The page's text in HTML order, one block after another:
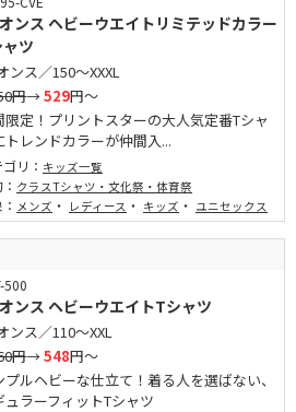
ンス ヘビーウエイトリミテッドカラー
ツ
ンス／150～XXXL
円→529円～
限定！プリントスターの大人気定番Tシャ
トレンドカラーが仲間入...
リ： キッズ一覧
クラスTシャツ・文化祭・体育祭
メンズ ・ レディース ・ キッズ ・ ユニセックス
500
ンス ヘビーウエイトTシャツ
ンス／110～XXL
円→548円～
プルヘビーな仕立て！着る人を選ばない、
ュラーフィットTシャツ